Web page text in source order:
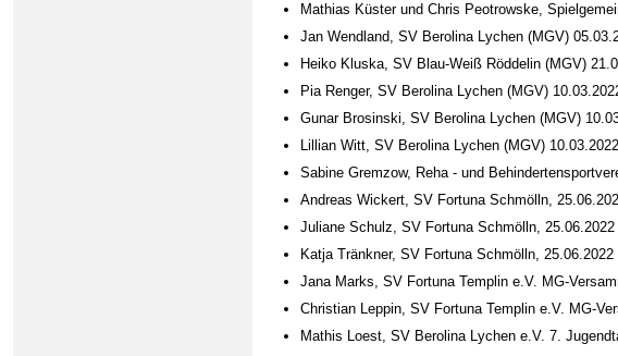
Mathias Küster und Chris Peotrowske,
Jan Wendland, SV Berolina Lychen (MGV)
Heiko Kluska, SV Blau-Weiß Röddelin (MGV)
Pia Renger, SV Berolina Lychen (MGV)
Gunar Brosinski, SV Berolina Lychen (MGV)
Lillian Witt, SV Berolina Lychen (MGV) 10.03.2022
Sabine Gremzow, Reha - und
Andreas Wickert, SV Fortuna Schmölln,
Juliane Schulz, SV Fortuna Schmölln, 25.06.2022
Katja Tränkner, SV Fortuna Schmölln, 25.06.2022
Jana Marks, SV Fortuna Templin e.V. MG-
Christian Leppin, SV Fortuna Templin e.V. MG-
Mathis Loest, SV Berolina Lychen e.V. 7.